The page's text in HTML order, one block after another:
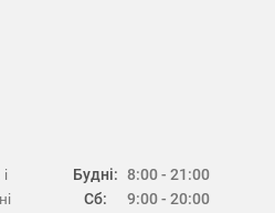
Будні:
Сб:
8:00 - 21:00
9:00 - 20:00